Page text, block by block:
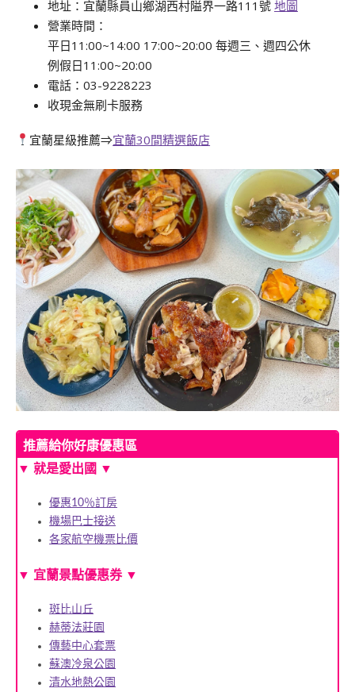
地址：宜蘭縣員山鄉湖西村隘界一路111號 地圖
營業時間：
平日11:00~14:00 17:00~20:00 每週三、週四公休
例假日11:00~20:00
電話：03-9228223
收現金無刷卡服務
宜蘭星級推薦⇒宜蘭30間精選飯店
推薦給你好康優惠區
▼ 就是愛出國 ▼
優惠10％訂房
機場巴士接送
各家航空機票比價
▼ 宜蘭景點優惠券 ▼
斑比山丘
赫蒂法莊園
傳藝中心套票
蘇澳冷泉公園
清水地熱公園